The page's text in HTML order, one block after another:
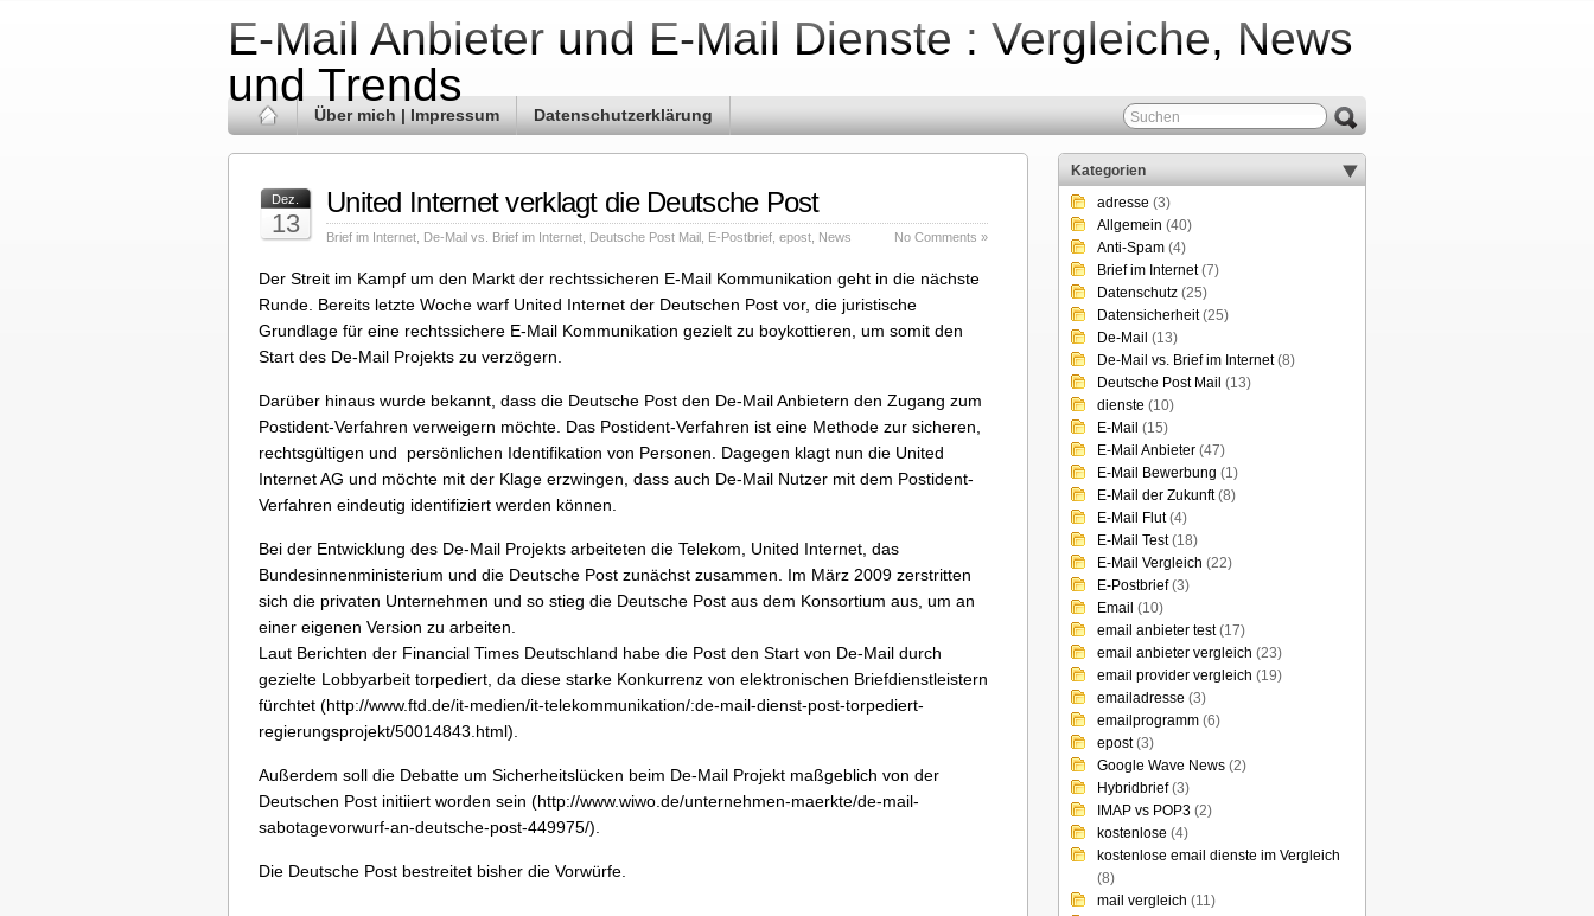
E-Mail Anbieter und E-Mail Dienste : Vergleiche, News
und Trends
Über mich | Impressum Datenschutzerklärung
Dez.
13
United Internet verklagt die Deutsche Post
Brief im Internet De-Mail vs. Brief im Internet Deutsche Post Mail E-Postbrief epost News No Comments »
Der Streit im Kampf um den Markt der rechtssicheren E-Mail Kommunikation geht in die nächste
Runde. Bereits letzte Woche warf United Internet der Deutschen Post vor, die juristische
Grundlage für eine rechtssichere E-Mail Kommunikation gezielt zu boykottieren, um somit den
Start des De-Mail Projekts zu verzögern.
Darüber hinaus wurde bekannt, dass die Deutsche Post den De-Mail Anbietern den Zugang zum
Postident-Verfahren verweigern möchte. Das Postident-Verfahren ist eine Methode zur sicheren,
rechtsgültigen und persönlichen Identifikation von Personen. Dagegen klagt nun die United
Internet AG und möchte mit der Klage erzwingen, dass auch De-Mail Nutzer mit dem Postident-
Verfahren eindeutig identifiziert werden können.
Bei der Entwicklung des De-Mail Projekts arbeiteten die Telekom, United Internet, das
Bundesinnenministerium und die Deutsche Post zunächst zusammen. Im März 2009 zerstritten
sich die privaten Unternehmen und so stieg die Deutsche Post aus dem Konsortium aus, um an
einer eigenen Version zu arbeiten.
Laut Berichten der Financial Times Deutschland habe die Post den Start von De-Mail durch
gezielte Lobbyarbeit torpediert, da diese starke Konkurrenz von elektronischen Briefdienstleistern
fürchtet (http://www.ftd.de/it-medien/it-telekommunikation/:de-mail-dienst-post-torpediert-
regierungsprojekt/50014843.html).
Außerdem soll die Debatte um Sicherheitslücken beim De-Mail Projekt maßgeblich von der
Deutschen Post initiiert worden sein (http://www.wiwo.de/unternehmen-maerkte/de-mail-
sabotagevorwurf-an-deutsche-post-449975/).
Die Deutsche Post bestreitet bisher die Vorwürfe.
Kategorien
adresse (3)
Allgemein (40)
Anti-Spam (4)
Brief im Internet(7)
Datenschutz (25)
Datensicherheit(25)
De-Mail (13)
De-Mail vs. Brief im Internet(8)
Deutsche Post Mail (13)
dienste (10)
E-Mail (15)
E-Mail Anbieter (47)
E-Mail Bewerbung (1)
E-Mail der Zukunft(8)
E-Mail Flut(4)
E-Mail Test(18)
E-Mail Vergleich (22)
E-Postbrief(3)
Email (10)
email anbieter test(17)
email anbieter vergleich (23)
email provider vergleich (19)
emailadresse (3)
emailprogramm (6)
epost(3)
Google Wave News (2)
Hybridbrief(3)
IMAP vs POP3 (2)
kostenlose (4)
kostenlose email dienste im Vergleich
(8)
mail vergleich (11)